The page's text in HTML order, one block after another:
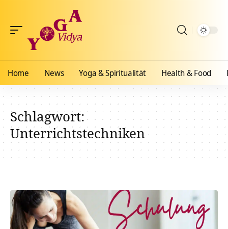
Home News Yoga & Spiritualität Health & Food
Schlagwort:
Unterrichtstechniken